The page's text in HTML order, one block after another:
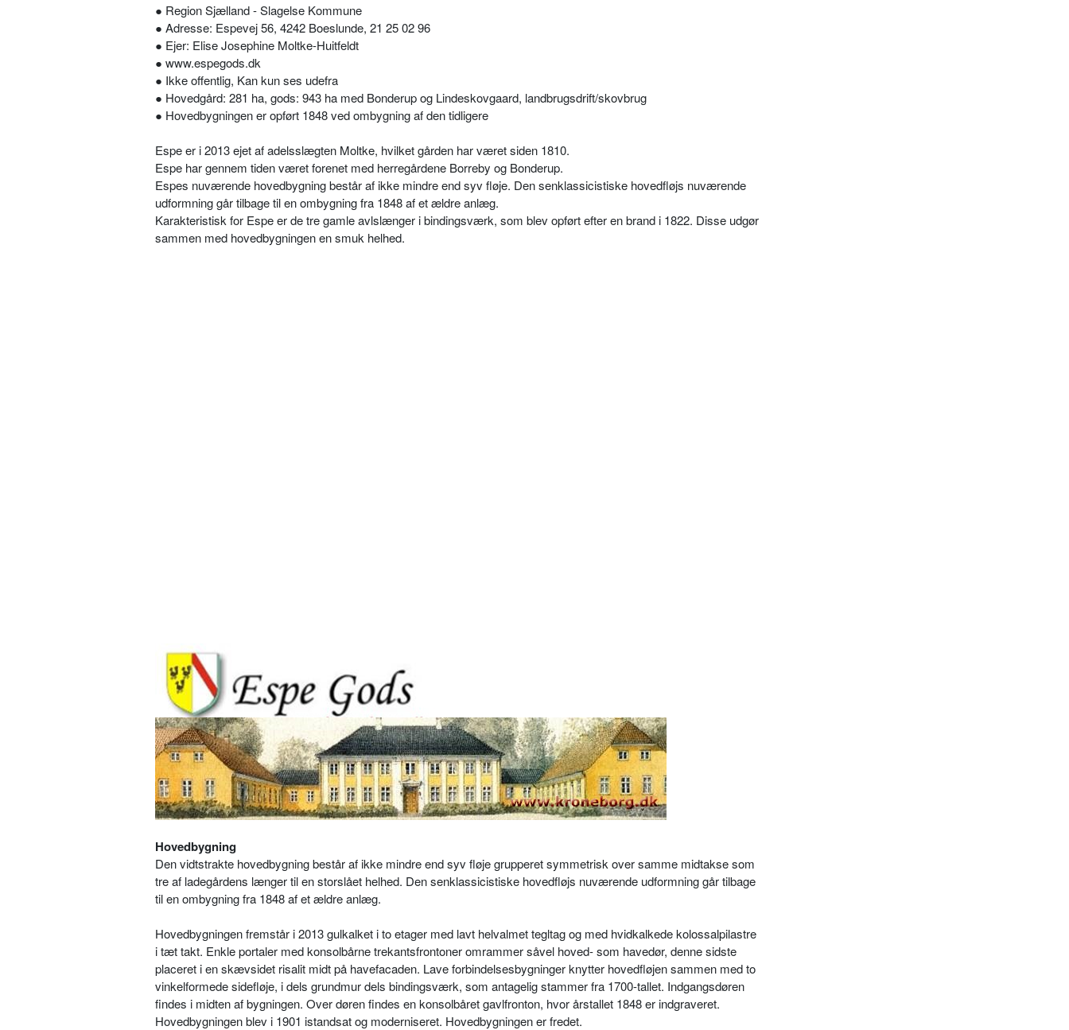
● Region Sjælland - Slagelse Kommune
● Adresse: Espevej 56, 4242 Boeslunde, 21 25 02 96
● Ejer: Elise Josephine Moltke-Huitfeldt
● www.espegods.dk
● Ikke offentlig, Kan kun ses udefra
● Hovedgård: 281 ha, gods: 943 ha med Bonderup og Lindeskovgaard, landbrugsdrift/skovbrug
● Hovedbygningen er opført 1848 ved ombygning af den tidligere
Espe er i 2013 ejet af adelsslægten Moltke, hvilket gården har været siden 1810.
Espe har gennem tiden været forenet med herregårdene Borreby og Bonderup.
Espes nuværende hovedbygning består af ikke mindre end syv fløje. Den senklassicistiske hovedfløjs nuværende
udformning går tilbage til en ombygning fra 1848 af et ældre anlæg.
Karakteristisk for Espe er de tre gamle avlslænger i bindingsværk, som blev opført efter en brand i 1822. Disse udgør
sammen med hovedbygningen en smuk helhed.
Hovedbygning
Den vidtstrakte hovedbygning består af ikke mindre end syv fløje grupperet symmetrisk over samme midtakse som
tre af ladegårdens længer til en storslået helhed. Den senklassicistiske hovedfløjs nuværende udformning går tilbage
til en ombygning fra 1848 af et ældre anlæg.
Hovedbygningen fremstår i 2013 gulkalket i to etager med lavt helvalmet tegltag og med hvidkalkede kolossalpilastre
i tæt takt. Enkle portaler med konsolbårne trekantsfrontoner omrammer såvel hoved- som havedør, denne sidste
placeret i en skævsidet risalit midt på havefacaden. Lave forbindelsesbygninger knytter hovedfløjen sammen med to
vinkelformede sidefløje, i dels grundmur dels bindingsværk, som antagelig stammer fra 1700-tallet. Indgangsdøren
findes i midten af bygningen. Over døren findes en konsolbåret gavlfronton, hvor årstallet 1848 er indgraveret.
Hovedbygningen blev i 1901 istandsat og moderniseret. Hovedbygningen er fredet.